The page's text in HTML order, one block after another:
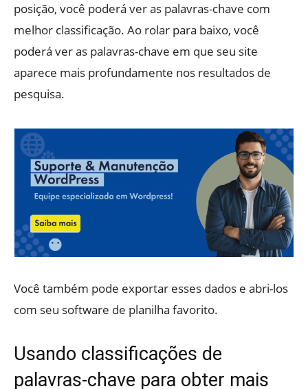
posição, você poderá ver as palavras-chave com
melhor classificação. Ao rolar para baixo, você
poderá ver as palavras-chave em que seu site
aparece mais profundamente nos resultados de
pesquisa.
Você também pode exportar esses dados e abri-los
com seu software de planilha favorito.
Usando classificações de
palavras-chave para obter mais